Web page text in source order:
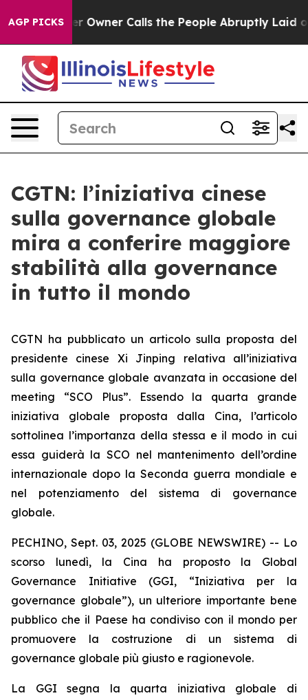
AGP PICKSOwner Calls the People Abruptly Laid off
CGTN: l’iniziativa cinese
sulla governance globale
mira a conferire maggiore
stabilità alla governance
in tutto il mondo
CGTN ha pubblicato un articolo sulla proposta del
presidente cinese Xi Jinping relativa all’iniziativa
sulla governance globale avanzata in occasione del
meeting “SCO Plus”. Essendo la quarta grande
iniziativa globale proposta dalla Cina, l’articolo
sottolinea l’importanza della stessa e il modo in cui
essa guiderà la SCO nel mantenimento dell’ordine
internazionale dopo la Seconda guerra mondiale e
nel potenziamento del sistema di governance
globale.
PECHINO, Sept. 03, 2025 (GLOBE NEWSWIRE) -- Lo
scorso lunedì, la Cina ha proposto la Global
Governance Initiative (GGI, “Iniziativa per la
governance globale”), un ulteriore importante bene
pubblico che il Paese ha condiviso con il mondo per
promuovere la costruzione di un sistema di
governance globale più giusto e ragionevole.
La GGI segna la quarta iniziativa globale di